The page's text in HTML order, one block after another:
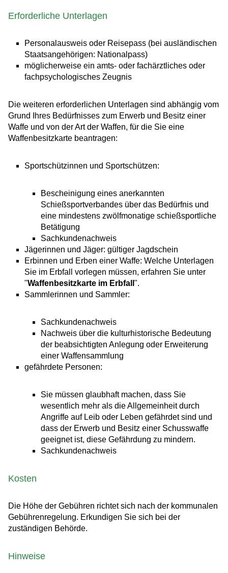
Erforderliche Unterlagen
Personalausweis oder Reisepass (bei ausländischen
Staatsangehörigen: Nationalpass)
möglicherweise ein amts- oder fachärztliches oder
fachpsychologisches Zeugnis
Die weiteren erforderlichen Unterlagen sind abhängig vom
Grund Ihres Bedürfnisses zum Erwerb und Besitz einer
Waffe und von der Art der Waffen, für die Sie eine
Waffenbesitzkarte beantragen:
Sportschützinnen und Sportschützen:
Bescheinigung eines anerkannten
Schießsportverbandes über das Bedürfnis und
eine mindestens zwölfmonatige schießsportliche
Betätigung
Sachkundenachweis
Jägerinnen und Jäger: gültiger Jagdschein
Erbinnen und Erben einer Waffe: Welche Unterlagen
Sie im Erbfall vorlegen müssen, erfahren Sie unter
"Waffenbesitzkarte im Erbfall ".
Sammlerinnen und Sammler:
Sachkundenachweis
Nachweis über die kulturhistorische Bedeutung
der beabsichtigten Anlegung oder Erweiterung
einer Waffensammlung
gefährdete Personen:
Sie müssen glaubhaft machen, dass Sie
wesentlich mehr als die Allgemeinheit durch
Angriffe auf Leib oder Leben gefährdet sind und
dass der Erwerb und Besitz einer Schusswaffe
geeignet ist, diese Gefährdung zu mindern.
Sachkundenachweis
Kosten
Die Höhe der Gebühren richtet sich nach der kommunalen
Gebührenregelung. Erkundigen Sie sich bei der
zuständigen Behörde.
Hinweise